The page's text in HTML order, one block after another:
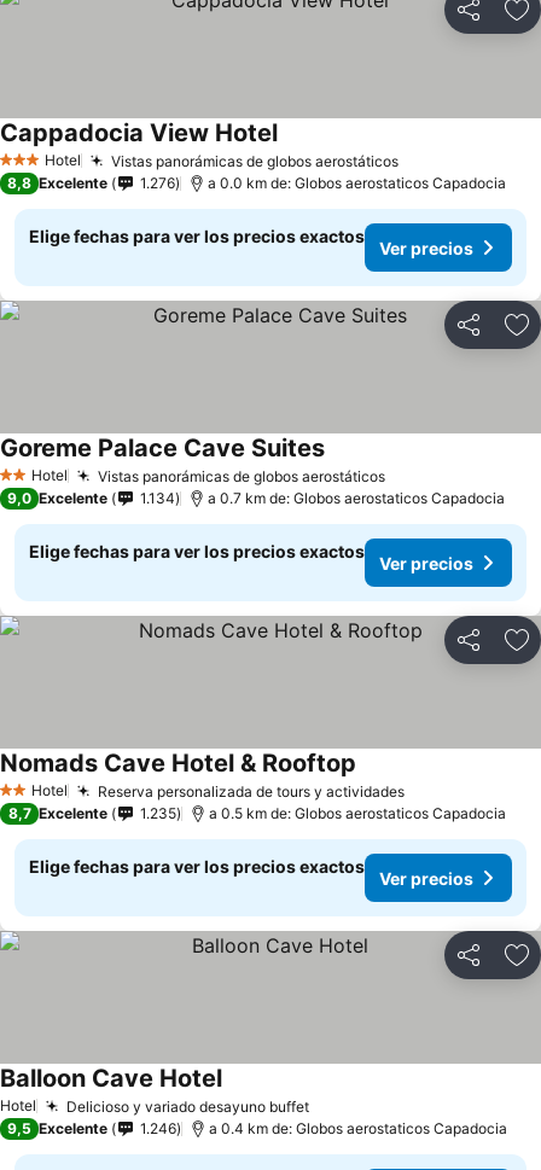
Compartir
3 Estrellas
Hotel Vistas panorámicas de globos aerostáticos
Cappadocia View Hotel
8,8 Excelente 1.276 a 0.0 km de: Globos aerostaticos Capadocia
Elige fechas para ver los precios exactos
Ver precios
Compartir
2 Estrellas
Hotel Vistas panorámicas de globos aerostáticos
Goreme Palace Cave Suites
9,0 Excelente 1.134 a 0.7 km de: Globos aerostaticos Capadocia
Elige fechas para ver los precios exactos
Ver precios
Compartir
2 Estrellas
Hotel Reserva personalizada de tours y actividades
Nomads Cave Hotel & Rooftop
8,7 Excelente 1.235 a 0.5 km de: Globos aerostaticos Capadocia
Elige fechas para ver los precios exactos
Ver precios
Compartir
Hotel Delicioso y variado desayuno buffet
Balloon Cave Hotel
9,5 Excelente 1.246 a 0.4 km de: Globos aerostaticos Capadocia